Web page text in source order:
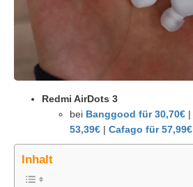
Redmi AirDots 3
bei Banggood für 30,70€ |
53,39€ | Cafago für 57,99€
Inhalt